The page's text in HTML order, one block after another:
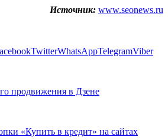
Источник: www.seonews.ru
TwitterWhatsAppTelegramViber
продвижения в Дзене
«Купить в кредит» на сайтах